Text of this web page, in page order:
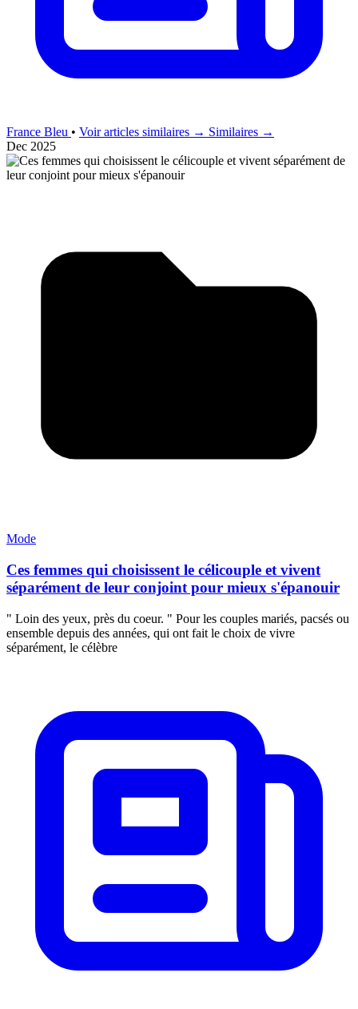
France Bleu • Voir articles similaires → Similaires →
Dec 2025
Mode
Ces femmes qui choisissent le célicouple et vivent
séparément de leur conjoint pour mieux s'épanouir
" Loin des yeux, près du coeur. " Pour les couples mariés, pacsés ou
ensemble depuis des années, qui ont fait le choix de vivre
séparément, le célèbre